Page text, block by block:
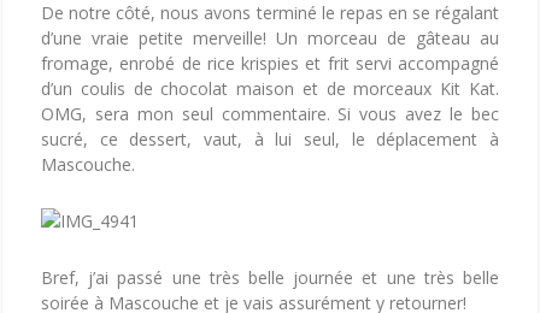
De notre côté, nous avons terminé le repas en se régalant
d’une vraie petite merveille! Un morceau de gâteau au
fromage, enrobé de rice krispies et frit servi accompagné
d’un coulis de chocolat maison et de morceaux Kit Kat.
OMG, sera mon seul commentaire. Si vous avez le bec
sucré, ce dessert, vaut, à lui seul, le déplacement à
Mascouche.
Bref, j’ai passé une très belle journée et une très belle
soirée à Mascouche et je vais assurément y retourner!